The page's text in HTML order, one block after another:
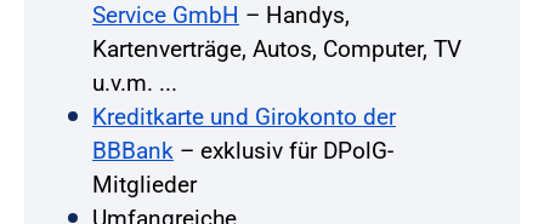
Service GmbH – Handys,
Kartenverträge, Autos, Computer, TV
u.v.m. ...
Kreditkarte und Girokonto der
BBBank – exklusiv für DPolG-
Mitglieder